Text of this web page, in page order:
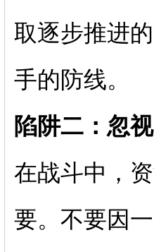
取逐步推进
手的防线。
陷阱二：忽
在战斗中，
要。不要因